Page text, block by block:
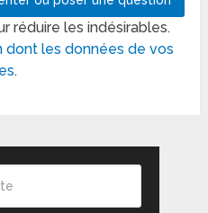
réduire les indésirables.
dont les données de vos
.